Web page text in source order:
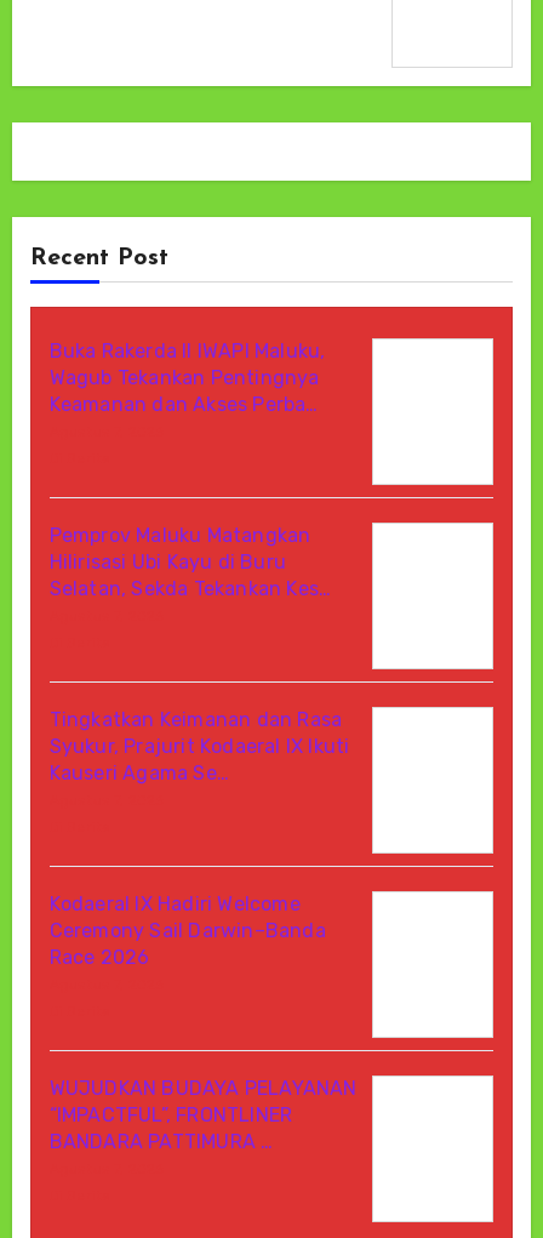
Recent Post
Buka Rakerda II IWAPI Maluku,
Wagub Tekankan Pentingnya
Keamanan dan Akses Perba…
Pemprov Maluku Matangkan
Hilirisasi Ubi Kayu di Buru
Selatan, Sekda Tekankan Kes…
Tingkatkan Keimanan dan Rasa
Syukur, Prajurit Kodaeral IX Ikuti
Kauseri Agama Se…
Kodaeral IX Hadiri Welcome
Ceremony Sail Darwin–Banda
Race 2026
WUJUDKAN BUDAYA PELAYANAN
“IMPACTFUL”, FRONTLINER
BANDARA PATTIMURA …